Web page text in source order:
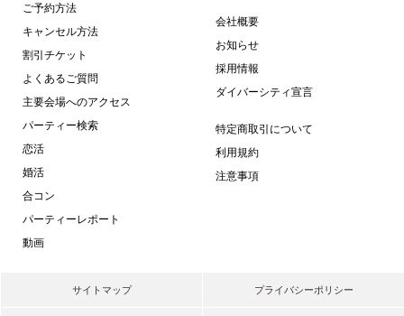
ご予約方法
キャンセル方法
割引チケット
よくあるご質問
主要会場へのアクセス
パーティー検索
恋活
婚活
合コン
パーティーレポート
動画
会社概要
お知らせ
採用情報
ダイバーシティ宣言
特定商取引について
利用規約
注意事項
サイトマップ プライバシーポリシー